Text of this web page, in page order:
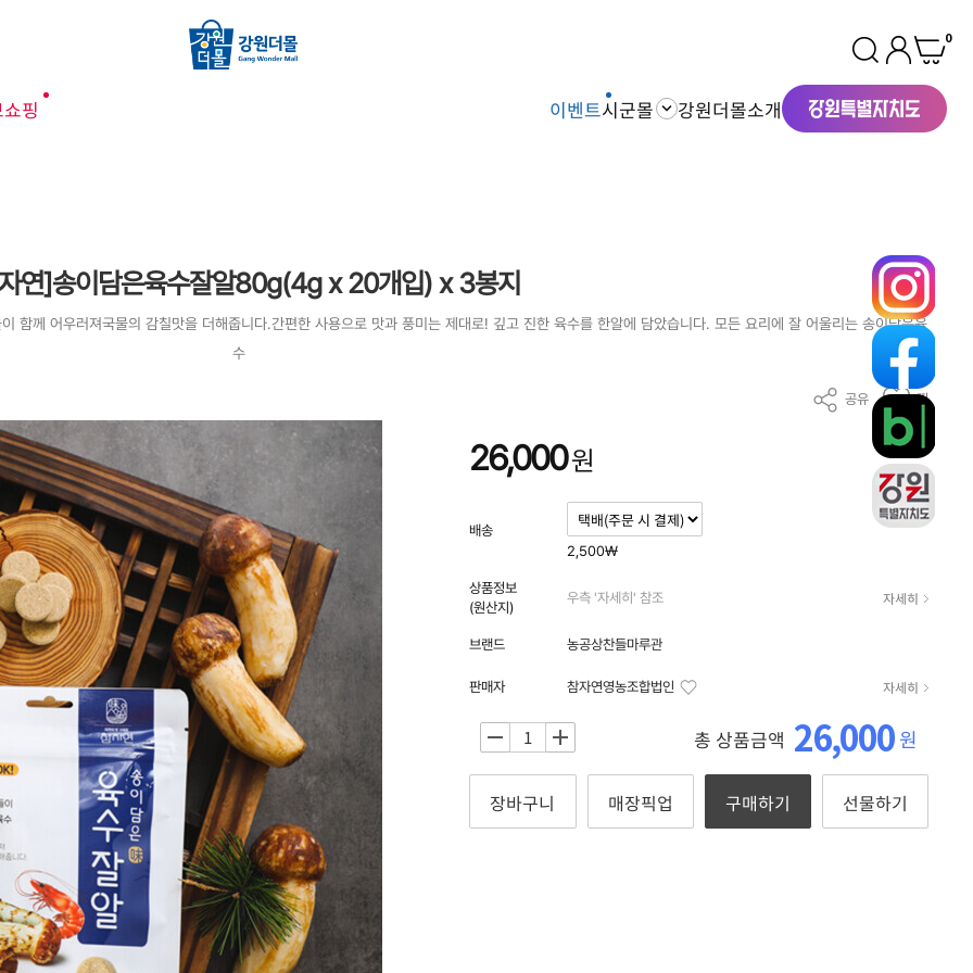
0
핑 이벤트시군몰 강원더몰소개
연]송이담은육수잘알80g(4g x 20개입) x 3봉지
함께 어우러져국물의 감칠맛을 더해줍니다.간편한 사용으로 맛과 풍미는 제대로! 깊고 진한 육수를 한알에 담았습니다. 모든 요리에 잘 어울리는 송이담은육
수
공유 찜
26,000원
배송
자세히
2,500₩
상품정보
(원산지)
우측 '자세히' 참조 자세히
브랜드 농공상찬들마루관
판매자 참자연영농조합법인 자세히
+ 총 상품금액 26,000원
장바구니 매장픽업 구매하기 선물하기